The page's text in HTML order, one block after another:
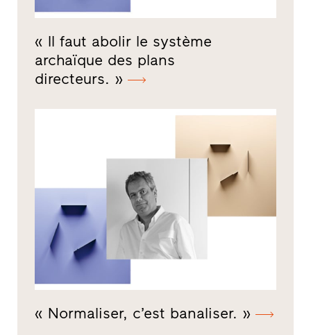
« Il faut abolir le système
archaïque des plans
directeurs. »
« Normaliser, c’est banaliser. »